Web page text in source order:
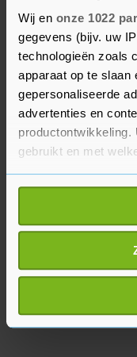
Wij en onze 1022
gegevens (bijv. uw
technologieën zoals
apparaat op te slaan
gepersonaliseerde
advertenties en
productontwikkeling.
gebruikt en met
Als u het toestaat,
Informatie
locatie, die tot
Uw apparaat
scannen op
Lees meer over hoe
verwerkt en stel uw
U kunt uw
november. In die
met dagelijks
werkstress te
werkplezier te
onder meer
leggen, of
gezondheid en